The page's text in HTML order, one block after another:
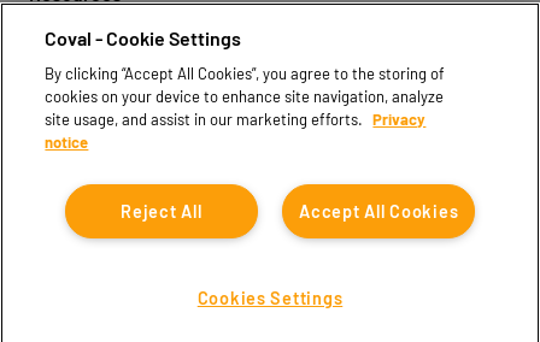
Contatti vendite
Trova partner
Document center
Coval CAD Catalog
Blog
FAQ
Coval - Cookie Settings
By clicking “Accept All Cookies”, you agree to the storing of
cookies on your device to enhance site navigation, analyze
site usage, and assist in our marketing efforts. Privacy
notice
Accept All Cookies
Reject All
Cookies Settings